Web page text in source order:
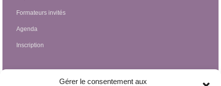
Gérer le consentement aux
Formateurs invités
Agenda
Inscription